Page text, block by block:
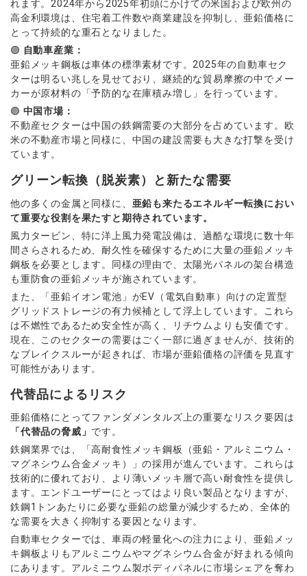
れます。2024年から2025年初頭にかけての米国および欧州の
高金利環境は、住宅着工件数や商業建設を抑制し、亜鉛価格に
とって持続的な重石となりました。
🟣 自動車産業：
亜鉛メッキ鋼板は車体の標準素材です。2025年の自動車セク
ターは明るい兆しを見せており、継続的な貿易摩擦の中でメー
カーが原材料の「予防的な在庫積み増し」を行っています。
🟣 中国市場：
不動産セクターは中国の鉄鋼需要の大部分を占めています。欧
米の不動産市場と同様に、中国の建設需要も大きな打撃を受け
ています。
グリーン転換（脱炭素）と新たな需要
他の多くの金属と同様に、 亜鉛も来たるエネルギー転換におい
て重要な役割を果たすと期待されています。
風力タービン、特に洋上風力発電設備は、過酷な環境に数十年
間さらされるため、耐久性を確保するために大量の亜鉛メッキ
鋼板を必要とします。同様の理由で、太陽光パネルの架台構造
も重防食の亜鉛メッキが施されています。
また、「亜鉛イオン電池」がEV（電気自動車）向けの定置型
グリッドストレージの有力候補として浮上しています。これら
は不燃性であるため安全性が高く、リチウムよりも安価です。
現在、このセクターの需要はごく一部に過ぎませんが、技術的
なブレイクスルーが起きれば、市場が亜鉛価格の評価を見直す
可能性があります。
代替品によるリスク
亜鉛価格にとってファンダメンタルズ上の重要なリスク要因は
「代替品の脅威」 です。
鉄鋼業界では、「高耐食性メッキ鋼板（亜鉛・アルミニウム・
マグネシウム合金メッキ）」の採用が進んでいます。これらは
技術的に優れており、より薄いメッキ層で高い耐食性を提供し
ます。エンドユーザーにとってはより良い製品となりますが、
鉄鋼1トンあたりに必要な亜鉛の総量が減少するため、全体的
な需要を大きく抑制する要因となります。
自動車セクターでは、車両の軽量化への注力により、亜鉛メッ
キ鋼板よりもアルミニウムやマグネシウム合金が好まれる傾向
にあります。アルミニウム製ボディパネルに市場シェアを奪わ